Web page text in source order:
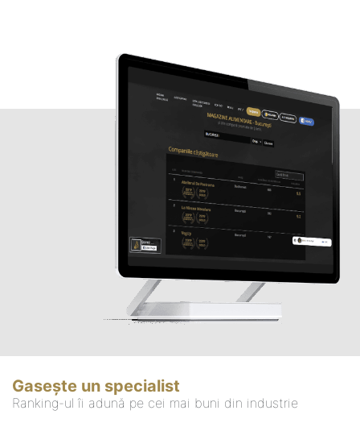
Gasește un specialist
Ranking-ul îi adună pe cei mai buni din industrie